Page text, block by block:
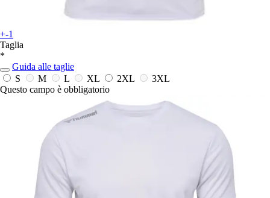
+-1
Taglia
*
Guida alle taglie
S
M L XL 2XL
3XL
Questo campo è obbligatorio